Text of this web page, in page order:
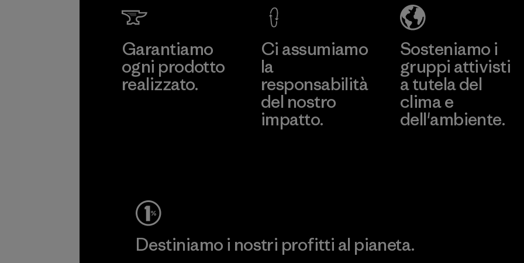
Scopri di più
Chau Duc
Garantiamo
ogni prodotto
realizzato.
Ci assumiamo
la
responsabilità
del nostro
impatto.
Sosteniamo i
gruppi attivisti
a tutela del
clima e
dell'ambiente.
Destiniamo i nostri profitti al pianeta.